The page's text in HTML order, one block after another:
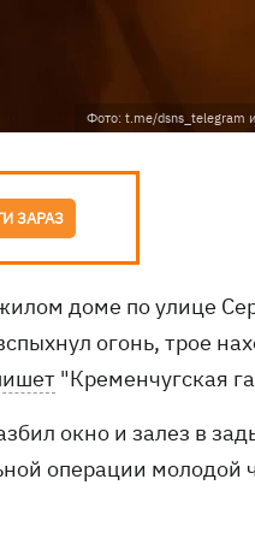
Фото: t.me/dsns_telegram
ЗАРАЗ
доме по улице
огонь, трое
"Кременчугская
окно и залез в
операции молодой